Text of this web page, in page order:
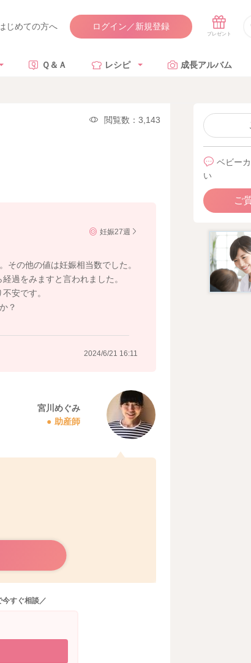
じめての方へ ログイン／新規登録
Ｑ＆Ａ レシピ 成長アルバム
閲覧数：3,143
妊娠27週
の他の値は妊娠相当数でした。
過をみますと言われました。
安です。
？
2024/6/21 16:11
宮川めぐみ
助産師
すぐ相談／
ベビー
い
ご